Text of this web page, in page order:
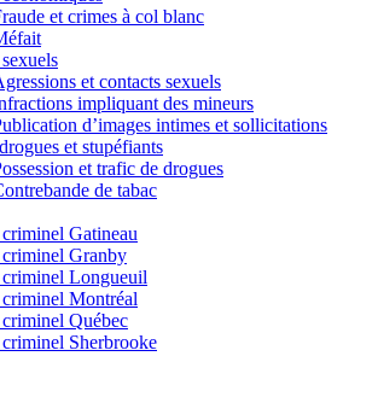
et crimes à col blanc
et contacts sexuels
impliquant des mineurs
d’images intimes et sollicitations
et stupéfiants
et trafic de drogues
de tabac
Gatineau
Granby
Longueuil
Montréal
Québec
Sherbrooke